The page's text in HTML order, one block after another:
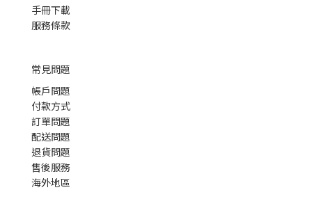
手冊下載
服務條款
常見問題
帳戶問題
付款方式
訂單問題
配送問題
退貨問題
售後服務
海外地區